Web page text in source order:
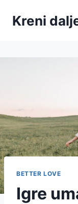
Kreni
BETTER LOVE
Igre